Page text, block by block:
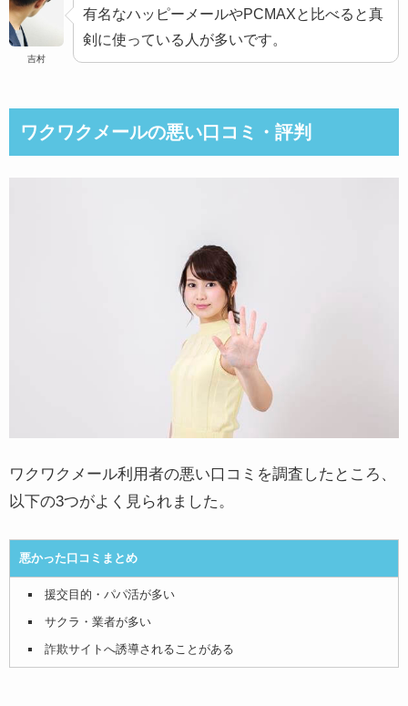
吉村
有名なハッピーメールやPCMAXと比べると真
剣に使っている人が多いです。
ワクワクメールの悪い口コミ・評判
ワクワクメール利用者の悪い口コミを調査したところ、
以下の3つがよく見られました。
悪かった口コミまとめ
援交目的・パパ活が多い
サクラ・業者が多い
詐欺サイトへ誘導されることがある